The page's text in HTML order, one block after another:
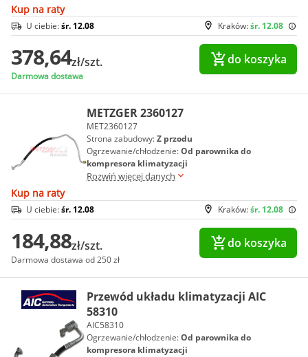
Kup na raty
Kraków:śr. 12.08
U ciebie:śr. 12.08
378,64zł/szt.
Darmowa dostawa
do koszyka
METZGER 2360127
MET2360127
Strona zabudowy:Z przodu
Ogrzewanie/chłodzenie:Od parownika do
kompresora klimatyzacji
Rozwiń więcej danych
Kup na raty
Kraków:śr. 12.08
U ciebie:śr. 12.08
184,88zł/szt.
Darmowa dostawa od 250 zł
do koszyka
Przewód układu klimatyzacji AIC
58310
AIC58310
Ogrzewanie/chłodzenie:Od parownika do
kompresora klimatyzacji